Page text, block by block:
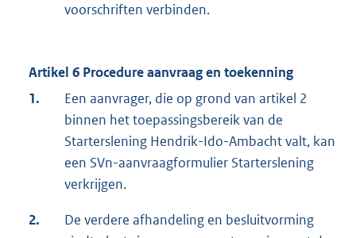
voorschriften verbinden.
Artikel 6 Procedure aanvraag en toekenning
1.
Een aanvrager, die op grond van artikel 2
binnen het toepassingsbereik van de
Starterslening Hendrik-Ido-Ambacht valt, kan
een SVn-aanvraagformulier Starterslening
verkrijgen.
2.
De verdere afhandeling en besluitvorming